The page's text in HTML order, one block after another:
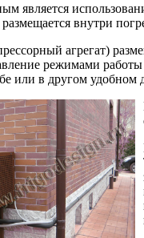
является
размещается внутри
агрегат)
режимами
или в другом